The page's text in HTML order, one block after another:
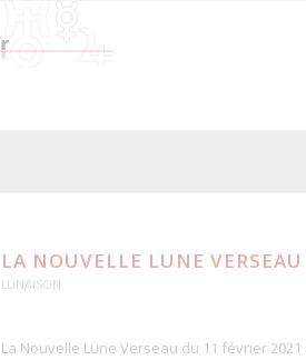
LA NOUVELLE LUNE
LUNAISON
La Nouvelle Lune Verseau du 11 février